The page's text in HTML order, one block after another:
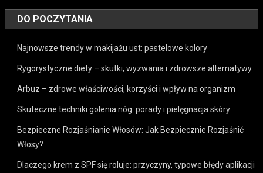
DO POCZYTANIA
Najnowsze trendy w makijażu ust: pastelowe kolory
Rygorystyczne diety – skutki, wyzwania i zdrowsze alternatywy
Arbuz – zdrowe właściwości, korzyści i wpływ na organizm
Skuteczne techniki golenia nóg: porady i pielęgnacja skóry
Bezpieczne Rozjaśnianie Włosów: Jak Bezpiecznie Rozjaśnić
Włosy?
Dlaczego krem z SPF się roluje: przyczyny, typowe błędy aplikacji